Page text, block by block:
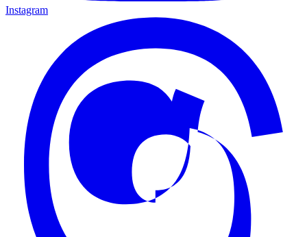
Instagram